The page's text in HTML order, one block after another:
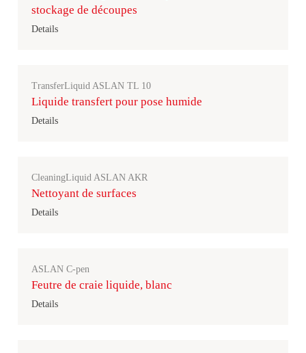
stockage de découpes
Details
TransferLiquid ASLAN TL 10
Liquide transfert pour pose humide
Details
CleaningLiquid ASLAN AKR
Nettoyant de surfaces
Details
ASLAN C-pen
Feutre de craie liquide, blanc
Details